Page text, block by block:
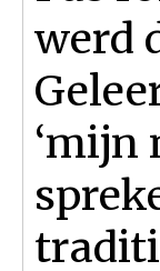
werd
‘mijn